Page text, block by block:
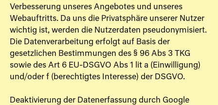
Verbesserung unseres Angebotes und unseres
Webauftritts. Da uns die Privatsphäre unserer Nutzer
wichtig ist, werden die Nutzerdaten pseudonymisiert.
Die Datenverarbeitung erfolgt auf Basis der
gesetzlichen Bestimmungen des § 96 Abs 3 TKG
sowie des Art 6 EU-DSGVO Abs 1 lit a (Einwilligung)
und/oder f (berechtigtes Interesse) der DSGVO.
Deaktivierung der Datenerfassung durch Google